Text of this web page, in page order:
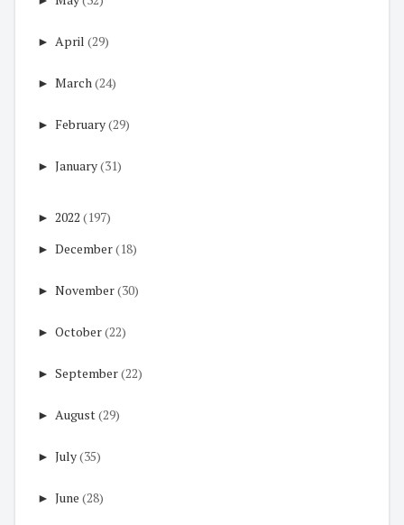
► April (29)
► March(24)
► February(29)
► January(31)
► 2022 (197)
► December(18)
► November(30)
► October(22)
► September(22)
► August(29)
► July(35)
► June (28)